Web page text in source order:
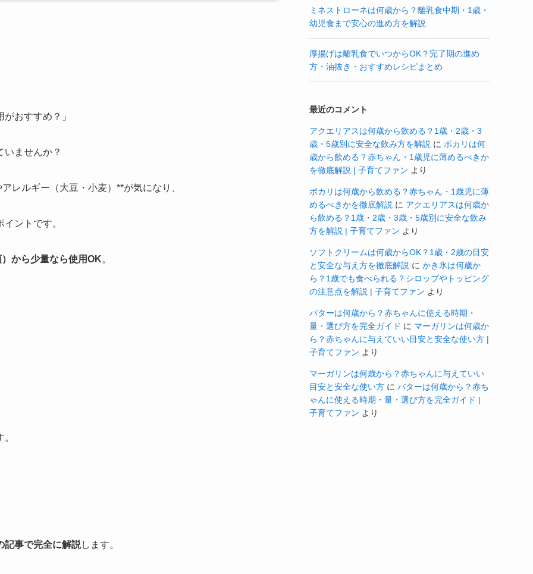
おすすめ？」
いませんか？
レルギー（大豆・小麦）**が気になり、
ントです。
から少量なら使用OK。
記事で完全に解説します。
ミネストローネは何歳から？離乳食中期・1歳・
幼児食まで安心の進め方を解説
厚揚げは離乳食でいつからOK？完了期の進め
方・油抜き・おすすめレシピまとめ
最近のコメント
アクエリアスは何歳から飲める？1歳・2歳・3
歳・5歳別に安全な飲み方を解説 に ポカリは何
歳から飲める？赤ちゃん・1歳児に薄めるべきか
を徹底解説 | 子育てファン より
ポカリは何歳から飲める？赤ちゃん・1歳児に薄
めるべきかを徹底解説 に アクエリアスは何歳か
ら飲める？1歳・2歳・3歳・5歳別に安全な飲み
方を解説 | 子育てファン より
ソフトクリームは何歳からOK？1歳・2歳の目安
と安全な与え方を徹底解説 に かき氷は何歳か
ら？1歳でも食べられる？シロップやトッピング
の注意点を解説 | 子育てファン より
バターは何歳から？赤ちゃんに使える時期・
量・選び方を完全ガイド に マーガリンは何歳か
ら？赤ちゃんに与えていい目安と安全な使い方 |
子育てファン より
マーガリンは何歳から？赤ちゃんに与えていい
目安と安全な使い方 に バターは何歳から？赤ち
ゃんに使える時期・量・選び方を完全ガイド |
子育てファン より